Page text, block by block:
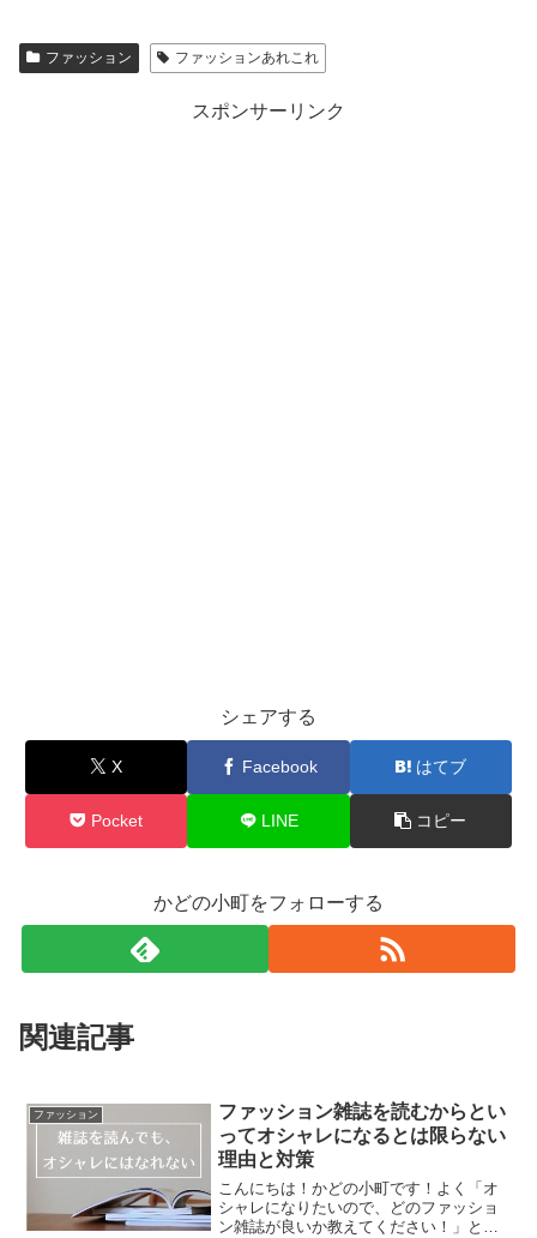
ファッション ファッションあれこれ
スポンサーリンク
シェアする
X Facebook はてブ
Pocket LINE コピー
かどの小町をフォローする
関連記事
ファッション
ファッション雑誌を読むからとい
ってオシャレになるとは限らない
理由と対策
こんにちは！かどの小町です！よく「オ
シャレになりたいので、どのファッショ
ン雑誌が良いか教えてください！」とい